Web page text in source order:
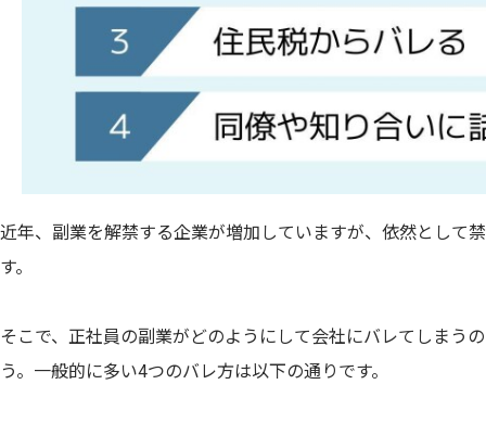
近年、副業を解禁する企業が増加していますが、依然として
す。
そこで、正社員の副業がどのようにして会社にバレてしまう
う。一般的に多い4つのバレ方は以下の通りです。